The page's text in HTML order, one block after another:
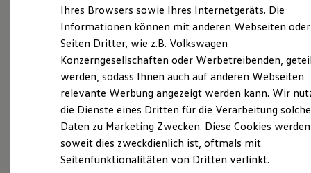
E-Auto-Förderung
Software und Konnektivität
ID. Software Versionen und Updates
Digitale Extras
Schnittstellen zu Ihrem ID.
Hybridautos
Marke und Erlebnis
Volkswagen R und R Experience
R-Modelle
Driving Experience
Volkswagen entdecken
Wie können wir
Ihnen weiterhelfen?
Probefahrt vereinbaren
Ihres Browsers sowie Ihres Internetgeräts. Die
Informationen können mit anderen Webseiten oder
Seiten Dritter, wie z.B. Volkswagen
Konzerngesellschaften oder Werbetreibenden,
werden, sodass Ihnen auch auf anderen Webseiten
relevante Werbung angezeigt werden kann. Wir
die Dienste eines Dritten für die Verarbeitung
Daten zu Marketing Zwecken. Diese Cookies
soweit dies zweckdienlich ist, oftmals mit
Seitenfunktionalitäten von Dritten verlinkt.